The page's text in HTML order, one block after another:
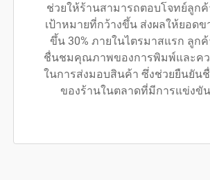
ช่วยให้ร้านสามารถตอบโจทย์ลูก
เป้าหมายที่กว้างขึ้น ส่งผลให้ยอดข
ขึ้น 30% ภายในไตรมาสแรก ลูกค้
ชื่นชมคุณภาพของการพิมพ์และคว
ในการส่งมอบสินค้า ซึ่งช่วยยืนยันชื่
ของร้านในตลาดที่มีการแข่งขั